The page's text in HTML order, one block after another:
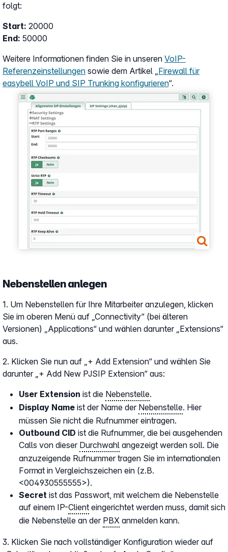
Show larger version
folgt:
Start: 20000
End: 50000
Weitere Informationen finden Sie in unseren VoIP-
Referenzeinstellungen sowie dem Artikel „Firewall für
easybell VoIP und SIP Trunking konfigurieren“.
Nebenstellen anlegen
1. Um Nebenstellen für Ihre Mitarbeiter anzulegen, klicken
Sie im oberen Menü auf „Connectivity“ (bei älteren
Versionen) „Applications“ und wählen darunter „Extensions“
aus.
2. Klicken Sie nun auf „+ Add Extension“ und wählen Sie
darunter „+ Add New PJSIP Extension“ aus:
User Extension ist die Nebenstelle.
Display Name ist der Name der Nebenstelle. Hier
müssen Sie nicht die Rufnummer eintragen.
Outbound CID ist die Rufnummer, die bei ausgehenden
Calls von dieser Durchwahl angezeigt werden soll. Die
anzuzeigende Rufnummer tragen Sie im internationalen
Format in Vergleichszeichen ein (z.B.
<004930555555>).
Secret ist das Passwort, mit welchem die Nebenstelle
auf einem IP-Client eingerichtet werden muss, damit sich
die Nebenstelle an der PBX anmelden kann.
3. Klicken Sie nach vollständiger Konfiguration wieder auf